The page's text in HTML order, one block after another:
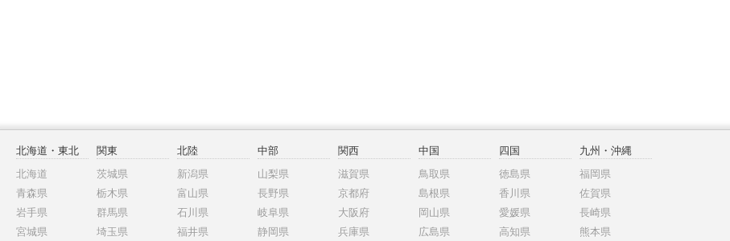
北海道・東北
北海道
青森県
岩手県
宮城県
関東
茨城県
栃木県
群馬県
埼玉県
北陸
新潟県
富山県
石川県
福井県
中部
山梨県
長野県
岐阜県
静岡県
関西
滋賀県
京都府
大阪府
兵庫県
中国
鳥取県
島根県
岡山県
広島県
四国
徳島県
香川県
愛媛県
高知県
九州・沖縄
福岡県
佐賀県
長崎県
熊本県